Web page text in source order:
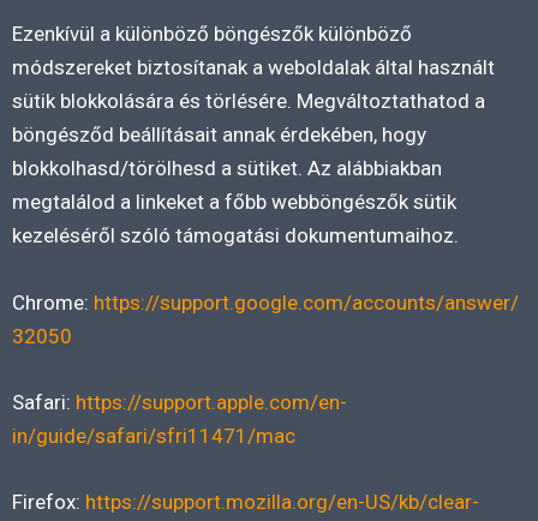
Ezenkívül a különböző böngészők különböző
módszereket biztosítanak a weboldalak által használt
sütik blokkolására és törlésére. Megváltoztathatod a
böngésződ beállításait annak érdekében, hogy
blokkolhasd/törölhesd a sütiket. Az alábbiakban
megtalálod a linkeket a főbb webböngészők sütik
kezeléséről szóló támogatási dokumentumaihoz.
Chrome: https://support.google.com/accounts/answer/
32050
Safari: https://support.apple.com/en-
in/guide/safari/sfri11471/mac
Firefox: https://support.mozilla.org/en-US/kb/clear-